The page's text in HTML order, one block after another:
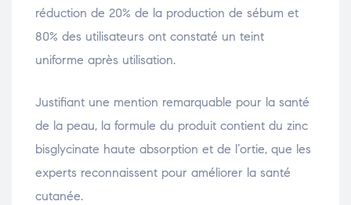
réduction de 20% de la production de sébum et
80% des utilisateurs ont constaté un teint
uniforme après utilisation.
Justifiant une mention remarquable pour la santé
de la peau, la formule du produit contient du zinc
bisglycinate haute absorption et de l’ortie, que les
experts reconnaissent pour améliorer la santé
cutanée.